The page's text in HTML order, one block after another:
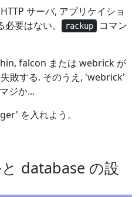
サーバ, アプリケイショ
要はない。
rackup
コマン
falcon または webrick が
敗する. そのうえ, 'webrick'
ジか...
を入れよう。
database の設